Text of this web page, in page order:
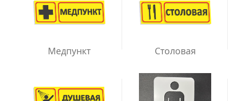
Медпункт Столовая